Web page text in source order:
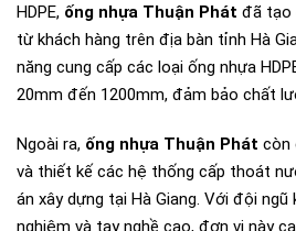
HDPE, ống nhựa Thuận Phát đã tạo
từ khách hàng trên địa bàn tỉnh Hà
năng cung cấp các loại ống nhựa
20mm đến 1200mm, đảm bảo chất
Ngoài ra, ống nhựa Thuận Phát còn
và thiết kế các hệ thống cấp thoát
án xây dựng tại Hà Giang. Với đội ngũ
nghiệm và tay nghề cao, đơn vị này